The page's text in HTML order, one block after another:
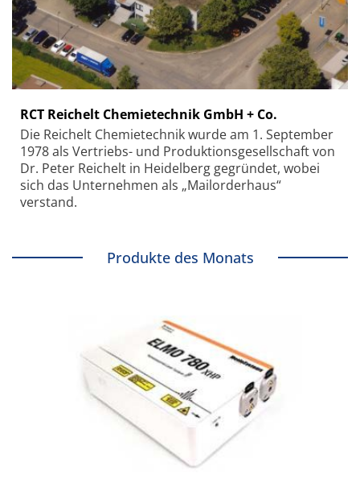
RCT Reichelt Chemietechnik GmbH + Co.
Die Reichelt Chemietechnik wurde am 1. September
1978 als Vertriebs- und Produktionsgesellschaft von
Dr. Peter Reichelt in Heidelberg gegründet, wobei
sich das Unternehmen als „Mailorderhaus“
verstand.
Produkte des Monats